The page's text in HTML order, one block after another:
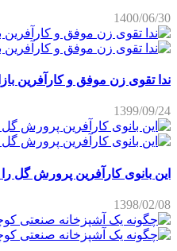
1400/06/30
ندا تقوی زن موفق و کارآفرین
1399/09/24
این بانوی کارآفرین پرورش گل
1398/02/08